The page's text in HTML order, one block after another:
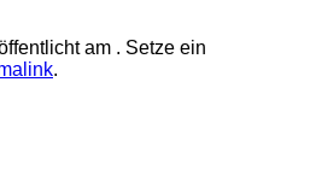
am . Setze ein
.